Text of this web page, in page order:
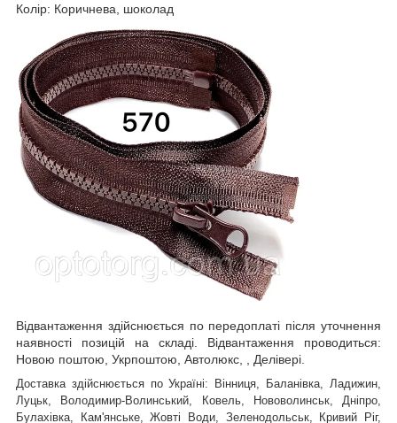
Колір: Коричнева, шоколад
Відвантаження здійснюється по передоплаті після уточнення
наявності позицій на складі. Відвантаження проводиться:
Новою поштою, Укрпоштою, Автолюкс, , Делівері.
Доставка здійснюється по Україні: Вінниця, Баланівка, Ладижин,
Луцьк, Володимир-Волинський, Ковель, Нововолинськ, Дніпро,
Булахівка, Кам'янське, Жовті Води, Зеленодольськ, Кривий Ріг,